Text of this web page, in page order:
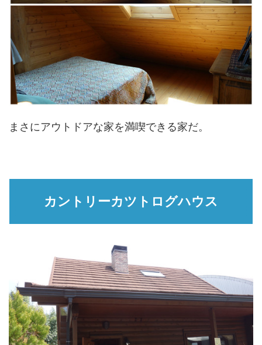
まさにアウトドアな家を満喫できる家だ。
カントリーカツトログハウス